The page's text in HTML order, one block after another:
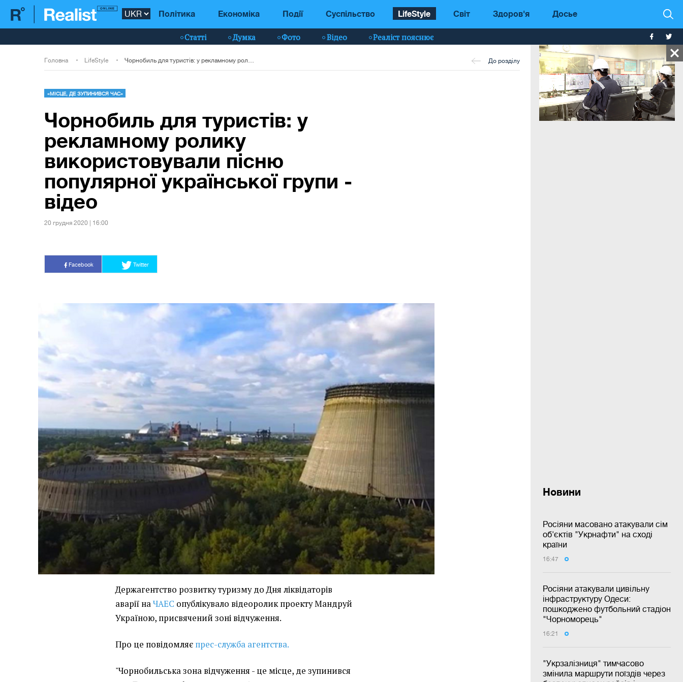
Політика Економіка Події Суспільство LifeStyle Світ Здоров'я Досье
Статті Думка Фото Відео Реаліст пояснює
Новини
Росіяни масовано атакували сім
об'єктів "Укрнафти" на сході
країни
16:47
Росіяни атакували цивільну
інфраструктуру Одеси:
пошкоджено футбольний стадіон
"Чорноморець"
16:21
"Укрзалізниця" тимчасово
змінила маршрути поїздів через
Головна LifeStyle До розділу
«МІСЦЕ, ДЕ ЗУПИНИВСЯ ЧАС»
Чорнобиль для туристів: у
рекламному ролику
використовували пісню
популярної української групи -
відео
20 грудня 2020 | 16:00
Facebook Twitter
Держагентство розвитку туризму до Дня ліквідаторів
аварії наЧАЕС опублікувало відеоролик проекту Мандруй
Україною, присвячений зоні відчуження.
Про це повідомляє прес-служба агентства.
"Чорнобильська зона відчуження - це місце, де зупинився